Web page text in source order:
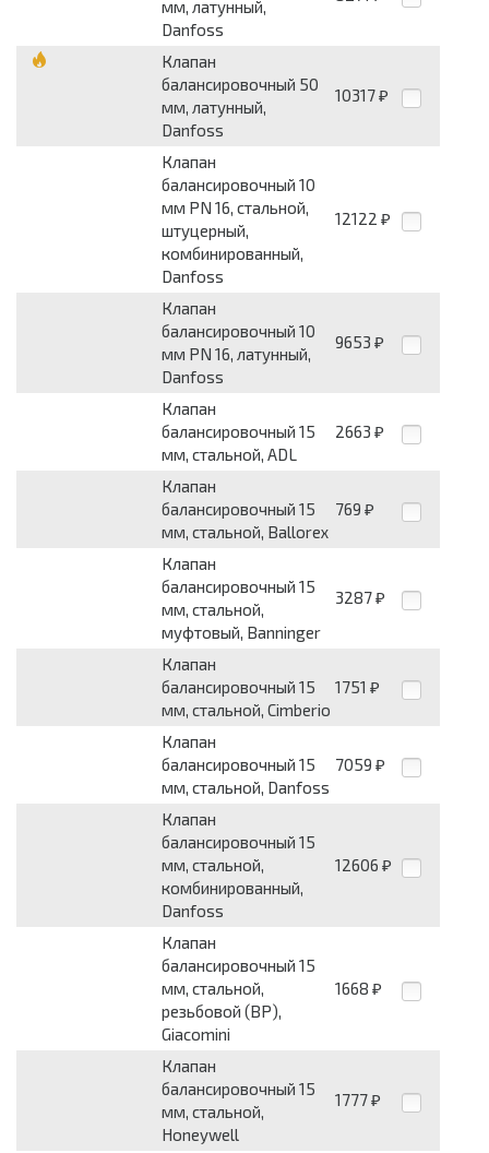
мм, латунный,
Danfoss
Клапан
балансировочный 50
мм, латунный,
Danfoss
10317 ₽
Клапан
балансировочный 10
мм PN 16, стальной,
штуцерный,
комбинированный,
Danfoss
12122 ₽
Клапан
балансировочный 10
мм PN 16, латунный,
Danfoss
9653 ₽
Клапан
балансировочный 15
мм, стальной, ADL
2663 ₽
Клапан
балансировочный 15
мм, стальной, Ballorex
769 ₽
Клапан
балансировочный 15
мм, стальной,
муфтовый, Banninger
3287 ₽
Клапан
балансировочный 15
мм, стальной, Cimberio
1751 ₽
Клапан
балансировочный 15
мм, стальной, Danfoss
7059 ₽
Клапан
балансировочный 15
мм, стальной,
комбинированный,
Danfoss
12606 ₽
Клапан
балансировочный 15
мм, стальной,
резьбовой (ВР),
Giacomini
1668 ₽
Клапан
балансировочный 15
мм, стальной,
Honeywell
1777 ₽